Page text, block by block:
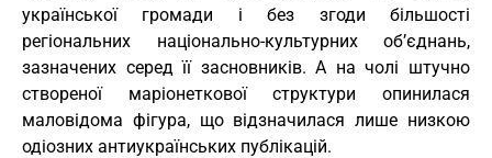
української громади і без згоди більшості
регіональних національно-культурних об’єднань,
зазначених серед її засновників. А на чолі штучно
створеної маріонеткової структури опинилася
маловідома фігура, що відзначилася лише низкою
одіозних антиукраїнських публікацій.